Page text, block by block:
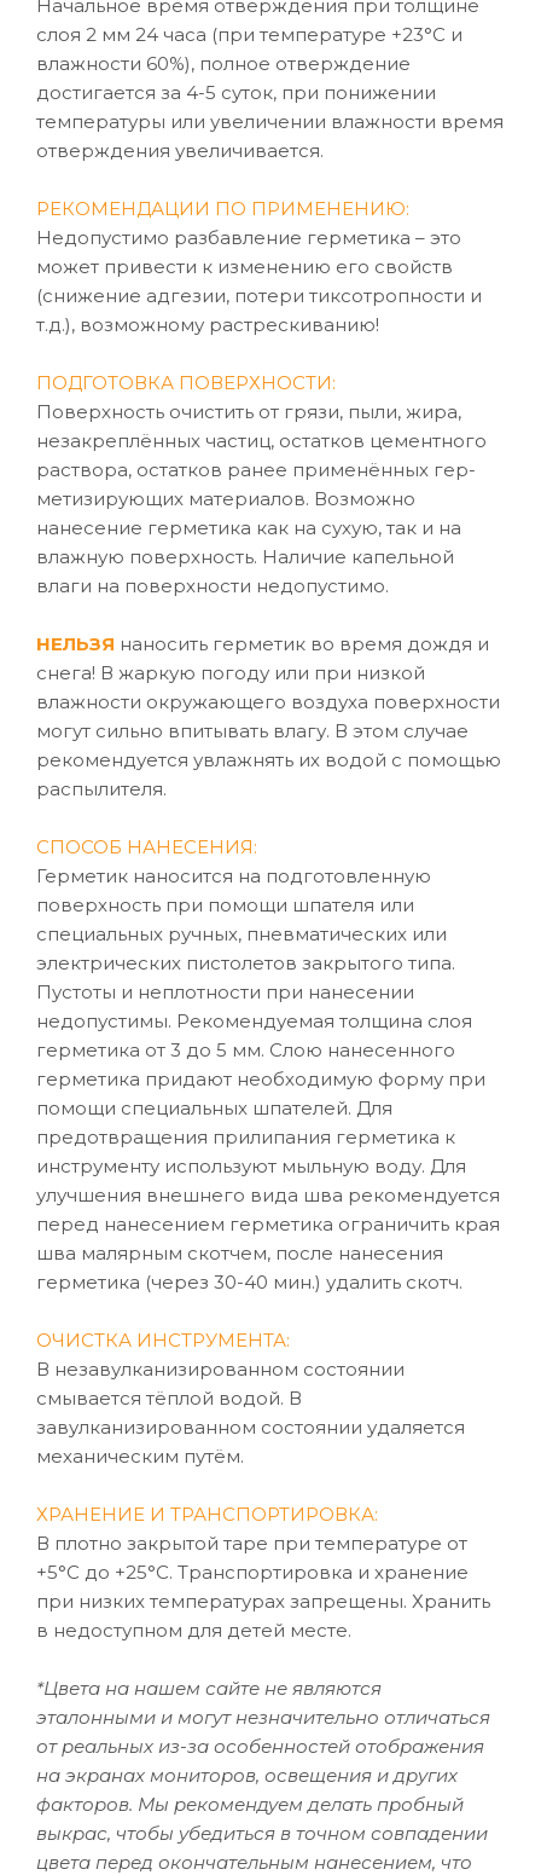
Начальное время отверждения при толщине
слоя 2 мм 24 часа (при температуре +23°C и
влажности 60%), полное отверждение
достигается за 4-5 суток, при понижении
температуры или увеличении влажности время
отверждения увеличивается.
РЕКОМЕНДАЦИИ ПО ПРИМЕНЕНИЮ:
Недопустимо разбавление герметика – это
может привести к изменению его свойств
(снижение адгезии, потери тиксотропности и
т.д.), возможному растрескиванию!
ПОДГОТОВКА ПОВЕРХНОСТИ:
Поверхность очистить от грязи, пыли, жира,
незакреплённых частиц, остатков цементного
раствора, остатков ранее применённых гер-
метизирующих материалов. Возможно
нанесение герметика как на сухую, так и на
влажную поверхность. Наличие капельной
влаги на поверхности недопустимо.
НЕЛЬЗЯ наносить герметик во время дождя и
снега! В жаркую погоду или при низкой
влажности окружающего воздуха поверхности
могут сильно впитывать влагу. В этом случае
рекомендуется увлажнять их водой с помощью
распылителя.
СПОСОБ НАНЕСЕНИЯ:
Герметик наносится на подготовленную
поверхность при помощи шпателя или
специальных ручных, пневматических или
электрических пистолетов закрытого типа.
Пустоты и неплотности при нанесении
недопустимы. Рекомендуемая толщина слоя
герметика от 3 до 5 мм. Слою нанесенного
герметика придают необходимую форму при
помощи специальных шпателей. Для
предотвращения прилипания герметика к
инструменту используют мыльную воду. Для
улучшения внешнего вида шва рекомендуется
перед нанесением герметика ограничить края
шва малярным скотчем, после нанесения
герметика (через 30-40 мин.) удалить скотч.
ОЧИСТКА ИНСТРУМЕНТА:
В незавулканизированном состоянии
смывается тёплой водой. В
завулканизированном состоянии удаляется
механическим путём.
ХРАНЕНИЕ И ТРАНСПОРТИРОВКА:
В плотно закрытой таре при температуре от
+5°C до +25°C. Транспортировка и хранение
при низких температурах запрещены. Хранить
в недоступном для детей месте.
*Цвета на нашем сайте не являются
эталонными и могут незначительно отличаться
от реальных из-за особенностей отображения
на экранах мониторов, освещения и других
факторов. Мы рекомендуем делать пробный
выкрас, чтобы убедиться в точном совпадении
цвета перед окончательным нанесением, что